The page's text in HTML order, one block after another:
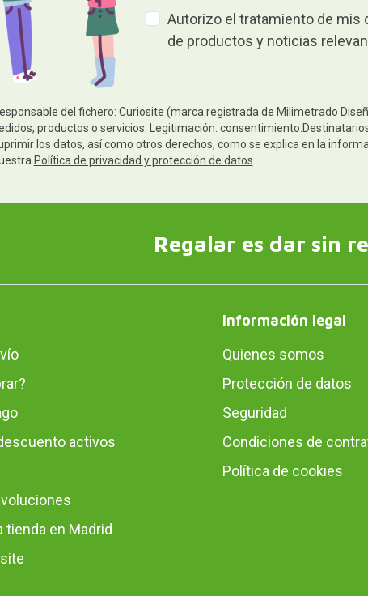
Autorizo el tratamiento de mis
de productos y noticias
del fichero: Curiosite (marca registrada de Milimetrado
productos o servicios. Legitimación:
los datos, así como otros derechos, como se explica en la
Política de privacidad y protección de datos
Regalar es dar sin
activos
tienda en Madrid
Información legal
Quienes somos
Protección de datos
Seguridad
Condiciones de
Política de cookies